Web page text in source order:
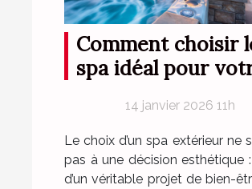
Comment choisir
spa idéal pour
14 janvier 2026 11h
Le choix d’un spa extérieur ne
pas à une décision esthétique :
d’un véritable projet de bien-